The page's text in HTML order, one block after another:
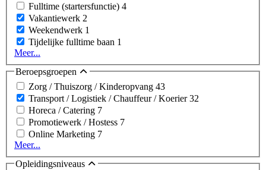
Fulltime (startersfunctie) 4
Vakantiewerk 2
Weekendwerk 1
Tijdelijke fulltime baan 1
Meer...
Beroepsgroepen
Zorg / Thuiszorg / Kinderopvang 43
Transport / Logistiek / Chauffeur / Koerier32
Horeca / Catering 7
Promotiewerk / Hostess 7
Online Marketing 7
Meer...
Opleidingsniveaus